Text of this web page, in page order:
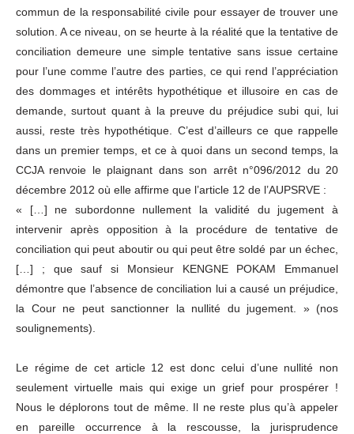
commun de la responsabilité civile pour essayer de trouver une
solution. A ce niveau, on se heurte à la réalité que la tentative de
conciliation demeure une simple tentative sans issue certaine
pour l’une comme l’autre des parties, ce qui rend l’appréciation
des dommages et intérêts hypothétique et illusoire en cas de
demande, surtout quant à la preuve du préjudice subi qui, lui
aussi, reste très hypothétique. C’est d’ailleurs ce que rappelle
dans un premier temps, et ce à quoi dans un second temps, la
CCJA renvoie le plaignant dans son arrêt n°096/2012 du 20
décembre 2012 où elle affirme que l’article 12 de l’AUPSRVE :
« […] ne subordonne nullement la validité du jugement à
intervenir après opposition à la procédure de tentative de
conciliation qui peut aboutir ou qui peut être soldé par un échec,
[…] ; que sauf si Monsieur KENGNE POKAM Emmanuel
démontre que l’absence de conciliation lui a causé un préjudice,
la Cour ne peut sanctionner la nullité du jugement. » (nos
soulignements).
Le régime de cet article 12 est donc celui d’une nullité non
seulement virtuelle mais qui exige un grief pour prospérer !
Nous le déplorons tout de même. Il ne reste plus qu’à appeler
en pareille occurrence à la rescousse, la jurisprudence